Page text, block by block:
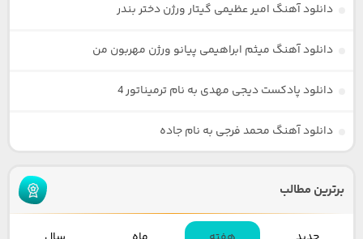
دانلود آهنگ امیر عظیمی گیتار ورژن دختر بندر
دانلود آهنگ میثم ابراهیمی پیانو ورژن مهربون من
دانلود پادکست دیجی مهدی به نام ترمیناتور 4
دانلود آهنگ محمد فرجی به نام جاده
برترین مطالب